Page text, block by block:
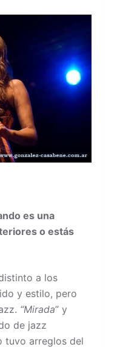
es una
o estás
a los
y estilo, pero
“Mirada” y
de jazz
tuvo arreglos del